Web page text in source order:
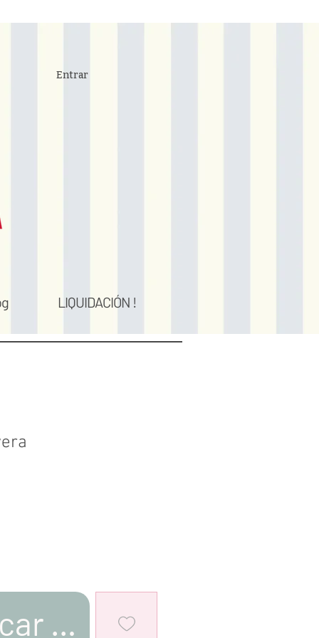
Entrar
LIQUIDACIÓN !
al estar disponible